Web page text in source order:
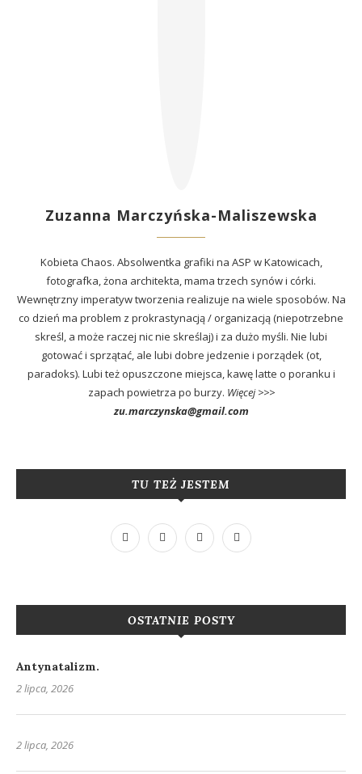
Zuzanna Marczyńska-Maliszewska
Kobieta Chaos. Absolwentka grafiki na ASP w Katowicach,
fotografka, żona architekta, mama trzech synów i córki.
Wewnętrzny imperatyw tworzenia realizuje na wiele sposobów. Na
co dzień ma problem z prokrastynacją / organizacją (niepotrzebne
skreśl, a może raczej nic nie skreślaj) i za dużo myśli. Nie lubi
gotować i sprzątać, ale lubi dobre jedzenie i porządek (ot,
paradoks). Lubi też opuszczone miejsca, kawę latte o poranku i
zapach powietrza po burzy. Więcej >>>
zu.marczynska@gmail.com
TU TEŻ JESTEM
OSTATNIE POSTY
Antynatalizm.
2 lipca, 2026
2 lipca, 2026